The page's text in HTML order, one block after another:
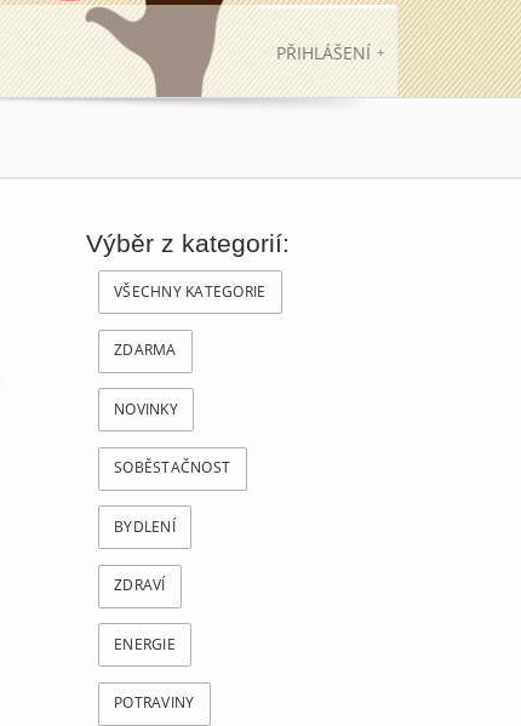
PŘIHLÁŠENÍ +
Výběr z kategorií:
VŠECHNY KATEGORIE
ZDARMA
NOVINKY
SOBĚSTAČNOST
BYDLENÍ
ZDRAVÍ
ENERGIE
POTRAVINY